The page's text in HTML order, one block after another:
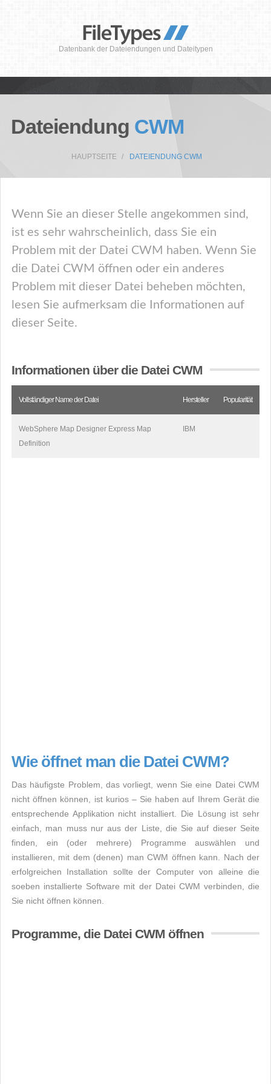
Datenbank der Dateiendungen und Dateitypen
Dateiendung CWM
HAUPTSEITE DATEIENDUNG CWM
Wenn Sie an dieser Stelle angekommen sind,
ist es sehr wahrscheinlich, dass Sie ein
Problem mit der Datei CWM haben. Wenn Sie
die Datei CWM öffnen oder ein anderes
Problem mit dieser Datei beheben möchten,
lesen Sie aufmerksam die Informationen auf
dieser Seite.
Informationen über die Datei CWM
Vollständiger Name der Datei Hersteller Popularität
WebSphere Map Designer Express Map
Definition
IBM
Wie öffnet man die Datei CWM?
Das häufigste Problem, das vorliegt, wenn Sie eine Datei CWM
nicht öffnen können, ist kurios – Sie haben auf Ihrem Gerät die
entsprechende Applikation nicht installiert. Die Lösung ist sehr
einfach, man muss nur aus der Liste, die Sie auf dieser Seite
finden, ein (oder mehrere) Programme auswählen und
installieren, mit dem (denen) man CWM öffnen kann. Nach der
erfolgreichen Installation sollte der Computer von alleine die
soeben installierte Software mit der Datei CWM verbinden, die
Sie nicht öffnen können.
Programme, die Datei CWM öffnen